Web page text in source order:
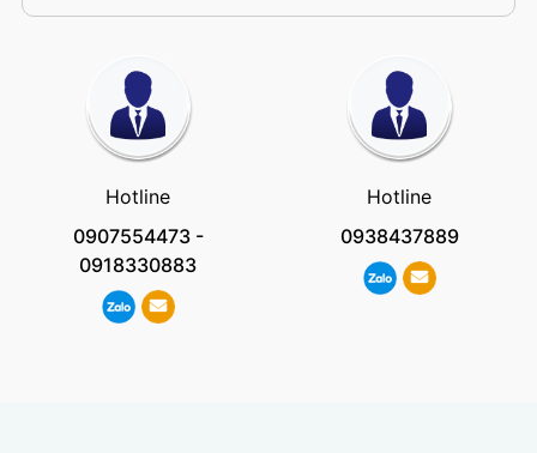
Hotline
0907554473-
0918330883
Hotline
0938437889